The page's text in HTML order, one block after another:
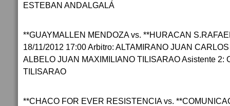
ESTEBAN ANDALGALÁ
**GUAYMALLEN MENDOZA vs. **HURACAN
18/11/2012 17:00 Arbitro: ALTAMIRANO JUAN
ALBELO JUAN MAXIMILIANO TILISARAO Asistente 2:
TILISARAO
**CHACO FOR EVER RESISTENCIA vs.